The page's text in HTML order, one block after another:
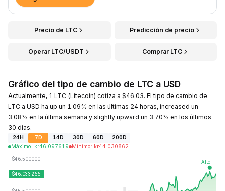
Precio de LTC Predicción de precio
Operar LTC/USDT Comprar LTC
Gráfico del tipo de cambio de LTC a USD
Actualmente, 1 LTC (Litecoin) cotiza a $46.03. El tipo de cambio de
LTC a USD ha up un 1.09% en las últimas 24 horas, increased un
3.08% en la última semana y slightly upward un 3.70% en los últimos
30 días.
24H 7D 14D 30D 60D
200D
Máximo: kr46.097619 Mínimo: kr44.030862